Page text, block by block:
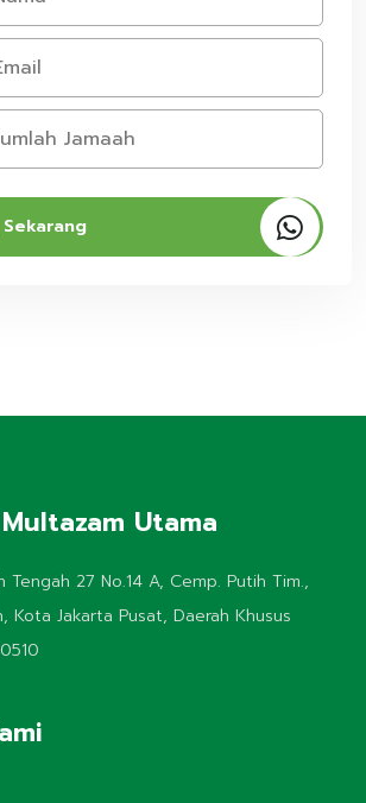
Utama
Tengah 27 No.14 A, Cemp. Putih Tim.,
Kota Jakarta Pusat, Daerah Khusus